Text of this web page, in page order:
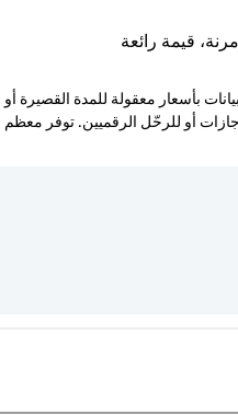
قيمة رائعة
بأسعار معقولة للمدة القصيرة
أو للرحّل الرقميين. توفر معظم